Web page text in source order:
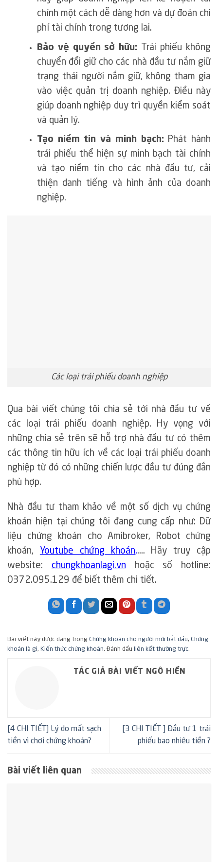
chính một cách dễ dàng hơn và dự đoán chi
phí tài chính trong tương lai.
Bảo vệ quyền sở hữu: Trái phiếu không
chuyển đổi giữ cho các nhà đầu tư nắm giữ
trạng thái người nắm giữ, không tham gia
vào việc quản trị doanh nghiệp. Điều này
giúp doanh nghiệp duy trì quyền kiểm soát
và quản lý.
Tạo niềm tin và minh bạch: Phát hành
trái phiếu thể hiện sự minh bạch tài chính
và tạo niềm tin cho các nhà đầu tư, cải
thiện danh tiếng và hình ảnh của doanh
nghiệp.
Các loại trái phiếu doanh nghiệp
Qua bài viết chúng tôi chia sẻ tới nhà đầu tư về
các loại trái phiếu doanh nghiệp. Hy vọng với
những chia sẻ trên sẽ hỗ trợ nhà đầu tư có thêm
các thông tin hữu ích về các loại trái phiếu doanh
nghiệp từ đó có những chiến lược đầu tư đúng đắn
phù hợp.
Nhà đầu tư tham khảo về một số dịch vụ chứng
khoán hiện tại chúng tôi đang cung cấp như: Dữ
liệu chứng khoán cho Amibroker, Robot chứng
khoán, Youtube chứng khoán,…. Hãy truy cập
website: chungkhoanlagi.vn hoặc số hotline:
0372.095.129 để biết thêm chi tiết.
Bài viết này được đăng trong Chứng khoán cho người mới bắt đầu, Chứng
khoán là gì, Kiến thức chứng khoán. Đánh dấu liên kết thường trực.
TÁC GIẢ BÀI VIẾT NGÔ HIỀN
[4 CHI TIẾT] Lý do mất sạch
tiền vì chơi chứng khoán?
[3 CHI TIẾT ] Đầu tư 1 trái
phiếu bao nhiêu tiền ?
Bài viết liên quan